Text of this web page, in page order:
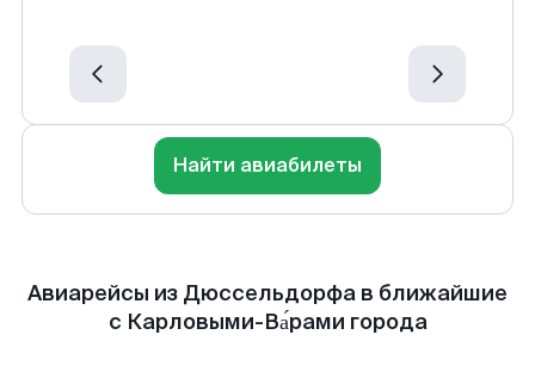
Найти авиабилеты
Авиарейсы из Дюссельдорфа в ближайшие
с Карловыми-Ва́рами города